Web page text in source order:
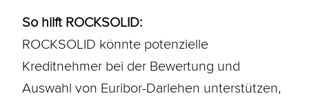
So hilft ROCKSOLID:
ROCKSOLID könnte potenzielle
Kreditnehmer bei der Bewertung und
Auswahl von Euribor-Darlehen unterstützen,